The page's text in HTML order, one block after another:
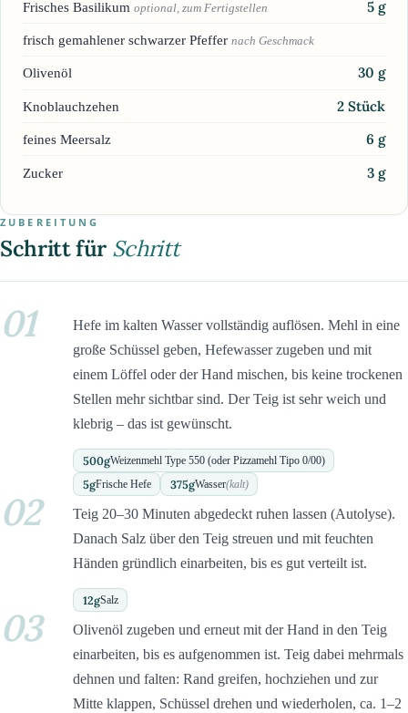
Frisches Basilikum optional, zum Fertigstellen 5 g
frisch gemahlener schwarzer Pfeffer nach Geschmack
Olivenöl 30 g
Knoblauchzehen 2 Stück
feines Meersalz 6 g
Zucker 3 g
ZUBEREITUNG
Schritt für Schritt
01
Hefe im kalten Wasser vollständig auflösen. Mehl in eine
große Schüssel geben, Hefewasser zugeben und mit
einem Löffel oder der Hand mischen, bis keine trockenen
Stellen mehr sichtbar sind. Der Teig ist sehr weich und
klebrig – das ist gewünscht.
500gWeizenmehl Type 550 (oder Pizzamehl Tipo 0/00)
5gFrische Hefe 375gWasser(kalt)
02
Teig 20–30 Minuten abgedeckt ruhen lassen (Autolyse).
Danach Salz über den Teig streuen und mit feuchten
Händen gründlich einarbeiten, bis es gut verteilt ist.
12gSalz
03
Olivenöl zugeben und erneut mit der Hand in den Teig
einarbeiten, bis es aufgenommen ist. Teig dabei mehrmals
dehnen und falten: Rand greifen, hochziehen und zur
Mitte klappen, Schüssel drehen und wiederholen, ca. 1–2